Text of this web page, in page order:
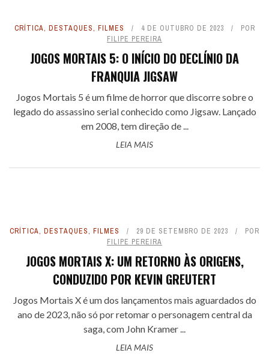
CRÍTICA, DESTAQUES, FILMES 4 DE OUTUBRO DE 2023
POR
FILIPE PEREIRA
JOGOS MORTAIS 5: O INÍCIO DO DECLÍNIO DA
FRANQUIA JIGSAW
Jogos Mortais 5 é um filme de horror que discorre sobre o
legado do assassino serial conhecido como Jigsaw. Lançado
em 2008, tem direção de ...
LEIA MAIS
CRÍTICA, DESTAQUES, FILMES 29 DE SETEMBRO DE 2023
POR
FILIPE PEREIRA
JOGOS MORTAIS X: UM RETORNO ÀS ORIGENS,
CONDUZIDO POR KEVIN GREUTERT
Jogos Mortais X é um dos lançamentos mais aguardados do
ano de 2023, não só por retomar o personagem central da
saga, com John Kramer ...
LEIA MAIS